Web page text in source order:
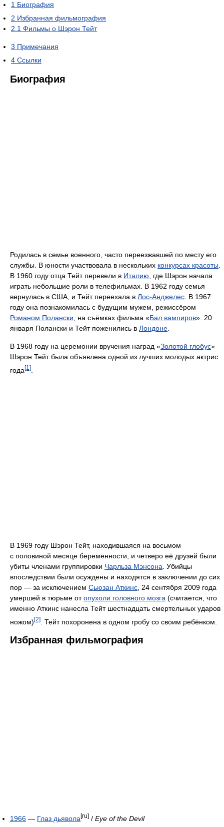
1 Биография
2 Избранная фильмография
2.1 Фильмы о Шэрон Тейт
3 Примечания
4 Ссылки
Биография
Родилась в семье военного, часто переезжавшей по месту его
службы. В юности участвовала в нескольких конкурсах красоты
В 1960 году отца Тейт перевели в Италию , где Шэрон начала
играть небольшие роли в телефильмах. В 1962 году семья
вернулась в США, и Тейт переехала в Лос-Анджелес . В 1967
году она познакомилась с будущим мужем, режиссёром
Романом Полански , на съёмках фильма «Бал вампиров». 20
января Полански и Тейт поженились в Лондоне
В 1968 году на церемонии вручения наград «Золотой глобус»
Шэрон Тейт была объявлена одной из лучших молодых актрис
года[1]
В 1969 году Шэрон Тейт, находившаяся на восьмом
с половиной месяце беременности, и четверо её друзей были
убиты членами группировки Чарльза Мэнсона. Убийцы
впоследствии были осуждены и находятся в заключении до сих
пор — за исключением Сьюзан Аткинс, 24 сентября 2009 года
умершей в тюрьме отопухоли головного мозга (считается, что
именно Аткинс нанесла Тейт шестнадцать смертельных ударов
ножом) [2] . Тейт похоронена в одном гробу со своим ребёнком.
Избранная фильмография
1966 — Глаз дьявола[ru] / Eye of the Devil